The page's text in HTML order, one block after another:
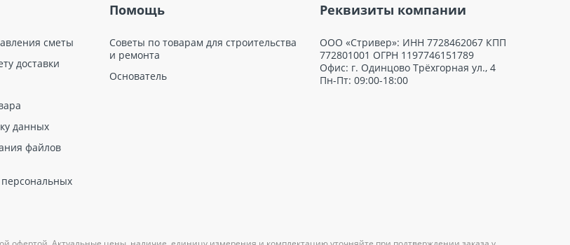
сметы
доставки
данных
файлов
Помощь
Советы по товарам для строительства
и ремонта
Основатель
Реквизиты компании
ООО «Стривер»: ИНН 7728462067 КПП
772801001 ОГРН 1197746151789
Офис: г. Одинцово Трёхгорная ул., 4
Пн-Пт: 09:00-18:00